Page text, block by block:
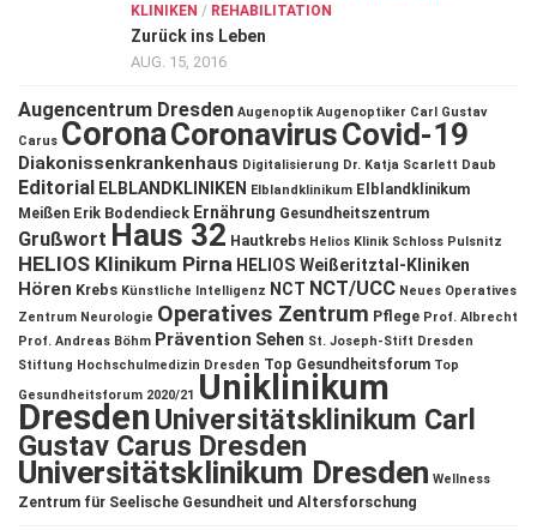
KLINIKEN / REHABILITATION
Zurück ins Leben
AUG. 15, 2016
Augencentrum Dresden Augenoptik Augenoptiker Carl Gustav
Carus CoronaCoronavirusCovid-19
Diakonissenkrankenhaus Digitalisierung Dr. Katja Scarlett Daub
Editorial ELBLANDKLINIKEN Elblandklinikum Elblandklinikum
Meißen Erik Bodendieck Ernährung Gesundheitszentrum
Grußwort Haus 32 Hautkrebs Helios Klinik Schloss Pulsnitz
HELIOS Klinikum Pirna HELIOS Weißeritztal-Kliniken
Hören Krebs Künstliche Intelligenz NCT NCT/UCC Neues Operatives
Zentrum Neurologie Operatives Zentrum Pflege Prof. Albrecht
Prof. Andreas Böhm Prävention Sehen St. Joseph-Stift Dresden
Stiftung Hochschulmedizin Dresden Top Gesundheitsforum Top
Gesundheitsforum 2020/21 Uniklinikum
DresdenUniversitätsklinikum Carl
Gustav Carus Dresden
Universitätsklinikum Dresden Wellness
Zentrum für Seelische Gesundheit und Altersforschung